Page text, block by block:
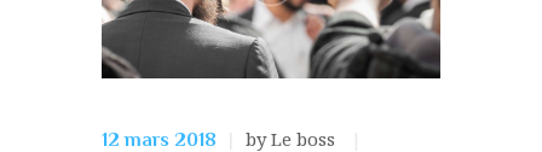
12 mars 2018
by Le boss